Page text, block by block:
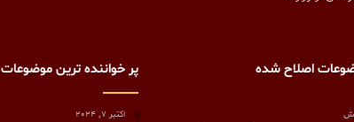
اصلاح شده پر خواننده ترین موضوعات
اکتبر 7, 2024